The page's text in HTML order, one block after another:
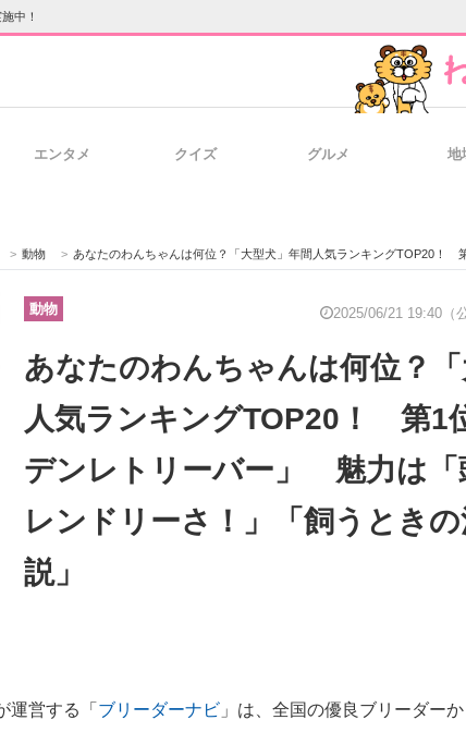
中！
方のヒント
専門サイト
エレクトロニクス専門サイト 電子設計の
エンタメ クイズ グルメ 地
> 動物 > あなたのわんちゃんは何位？「大型犬」年間人気ランキングTOP20！ 第1位は「ゴールデンレトリーバー」 魅力は「頭
動物 2025/06/21 19:40（
あなたのわんちゃんは何位？「
人気ランキングTOP20！ 第1
デンレトリーバー」 魅力は「
レンドリーさ！」「飼うとき
説」
営する「 ブリーダーナビ 」は、全国の優良ブリーダー